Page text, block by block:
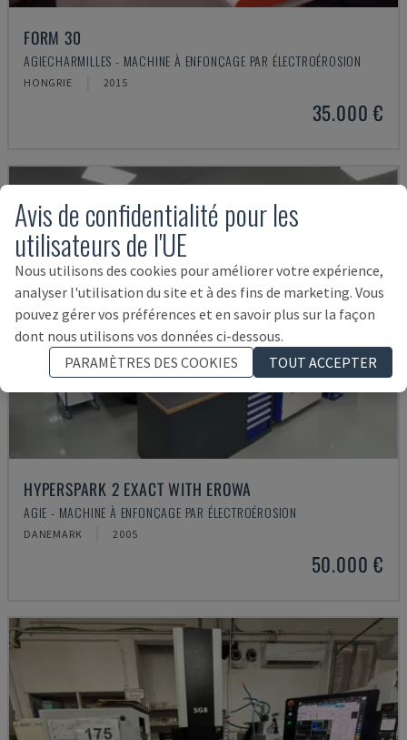
FORM 30
AGIECHARMILLES - MACHINE À ENFONÇAGE PAR ÉLECTROÉROSION
HONGRIE 2015
35.000 €
HYPERSPARK 2 EXACT WITH EROWA
AGIE - MACHINE À ENFONÇAGE PAR ÉLECTROÉROSION
DANEMARK 2005
50.000 €
Avis de confidentialité pour les
utilisateurs de l'UE
Nous utilisons des cookies pour améliorer votre expérience,
analyser l'utilisation du site et à des fins de marketing. Vous
pouvez gérer vos préférences et en savoir plus sur la façon
dont nous utilisons vos données ci-dessous.
PARAMÈTRES DES COOKIES
TOUT ACCEPTER